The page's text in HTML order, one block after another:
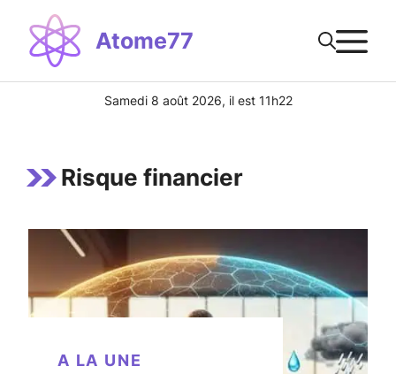
contenu
Atome77
Samedi 8 août 2026, il est 11h22
Risque financier
A LA UNE